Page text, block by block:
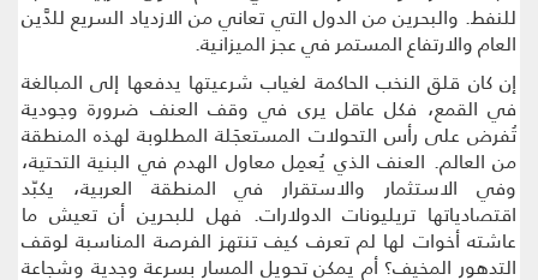
للنفط. والبحرين من الدول التي تعاني من الازدياد السريع للدَّين
العام والارتفاع المستمر في عجز الميزانية.
إن كان قلق النخب الحاكمة لغياب شرعيتها يدفعها إلى المبالغة
في القمع، فكل عاقل يرى في وقف العنف ضرورة وجودية
تُفرض على رأس التحولات المستعجَلة المطلوبة لهذه المنطقة
من العالم. العنف الذي يُعمِل معاول الهدم في البنية التحتية،
وفي الاستثمار والاستقرار في المنطقة العربية، يكبّد
اقتصادياتها تريليونات الدولارات. فهل للبحرين أن تعيش ما
عاشته أخوات لها لم تعرف كيف تنتهز الفرصة المناسبة لوقف
التدهور المخيف؟ أم يمكن تحويل المسار بسرعة وجدية وشجاعة